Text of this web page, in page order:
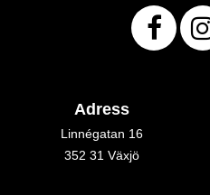
Adress
Linnégatan 16
352 31 Växjö